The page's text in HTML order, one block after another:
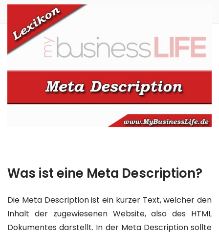
Was ist eine Meta Description?
Die Meta Description ist ein kurzer Text, welcher den
Inhalt der zugewiesenen Website, also des HTML
Dokumentes darstellt. In der Meta Description sollte